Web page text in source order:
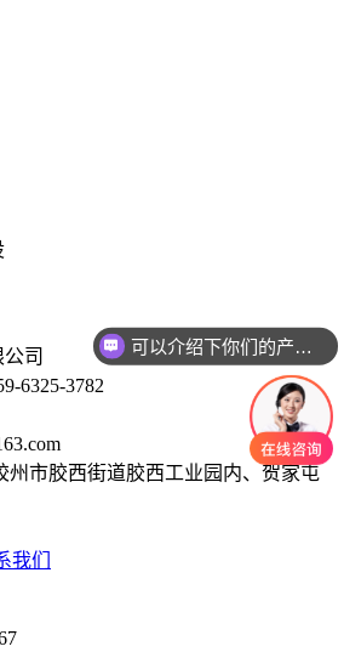
司
6325-3782
州市胶西街道胶西工业园内、贺家屯
我们